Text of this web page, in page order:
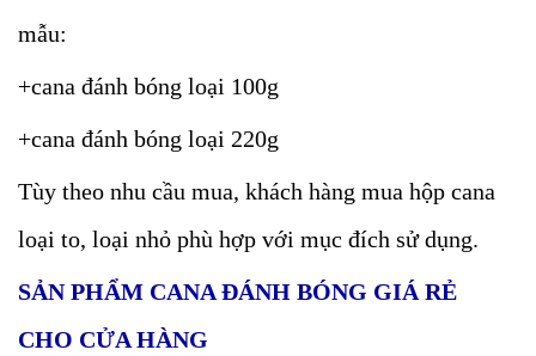
mẫu:
+cana đánh bóng loại 100g
+cana đánh bóng loại 220g
Tùy theo nhu cầu mua, khách hàng mua hộp cana
loại to, loại nhỏ phù hợp với mục đích sử dụng.
SẢN PHẨM CANA ĐÁNH BÓNG GIÁ RẺ
CHO CỬA HÀNG